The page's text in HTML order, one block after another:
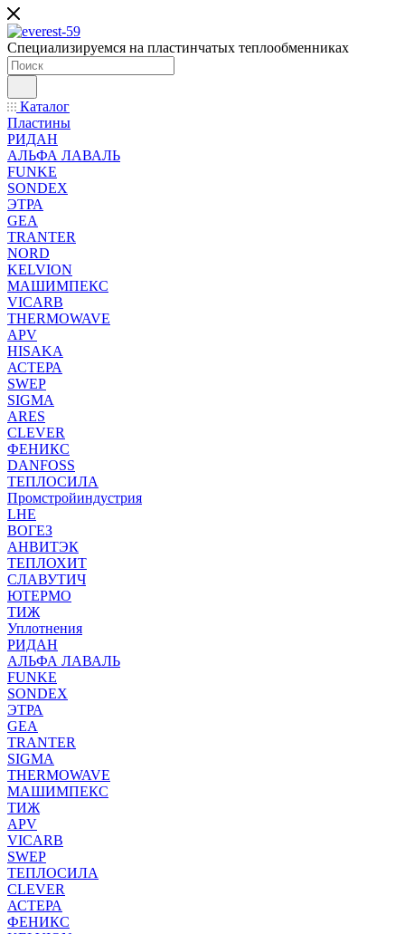
Специализируемся на пластинчатых теплообменниках
Каталог
Пластины
РИДАН
АЛЬФА ЛАВАЛЬ
FUNKE
SONDEX
ЭТРА
GEA
TRANTER
NORD
KELVION
МАШИМПЕКС
VICARB
THERMOWAVE
APV
HISAKA
АСТЕРА
SWEP
SIGMA
ARES
CLEVER
ФЕНИКС
DANFOSS
ТЕПЛОСИЛА
Промстройиндустрия
LHE
ВОГЕЗ
АНВИТЭК
ТЕПЛОХИТ
СЛАВУТИЧ
ЮТЕРМО
ТИЖ
Уплотнения
РИДАН
АЛЬФА ЛАВАЛЬ
FUNKE
SONDEX
ЭТРА
GEA
TRANTER
SIGMA
THERMOWAVE
МАШИМПЕКС
ТИЖ
APV
VICARB
SWEP
ТЕПЛОСИЛА
CLEVER
АСТЕРА
ФЕНИКС